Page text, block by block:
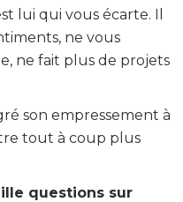
lui qui vous écarte. Il
ne vous
ne fait plus de projets
son empressement à
tout à coup plus
questions sur